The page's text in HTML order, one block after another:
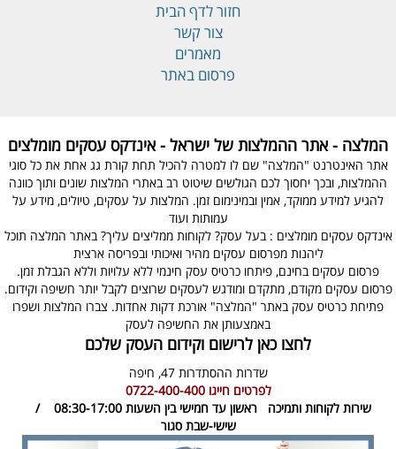
חזור לדף הבית
צור קשר
מאמרים
פרסום באתר
המלצה - אתר ההמלצות של ישראל - אינדקס עסקים מומלצים
אתר האינטרנט "המלצה" שם לו למטרה להכיל תחת קורת גג אחת את כל סוגי
ההמלצות, ובכך יחסוך לכם הגולשים שיטוט רב באתרי המלצות שונים ותוך כוונה
להגיע למידע ממוקד, אמין ובמינימום זמן. המלצות על עסקים, טיולים, מידע על
עמותות ועוד
אינדקס עסקים מומלצים : בעל עסק? לקוחות ממליצים עליך? באתר המלצה תוכל
ליהנות מפרסום עסקים מהיר ואיכותי ובפריסה ארצית
פרסום עסקים בחינם, פיתחו כרטיס עסק חינמי ללא עלויות וללא הגבלת זמן.
פרסום עסקים מקודם, מתקדם ומודגש לעסקים שרוצים לקבל יותר חשיפה וקידום.
פתיחת כרטיס עסק באתר "המלצה" אורכת דקות אחדות. צברו המלצות ושפרו
באמצעותן את החשיפה לעסק
לחצו כאן לרישום וקידום העסק שלכם
שדרות ההסתדרות 47,
חיפה
לפרטים חייגו0722-400-400
שירות לקוחות ותמיכה
ראשון עד חמישי בין השעות 08:30-17:00 /
שישי-שבת סגור